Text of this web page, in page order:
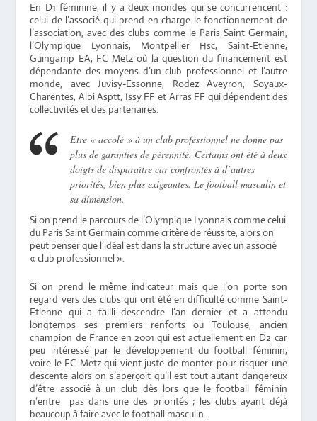
En D1 féminine, il y a deux mondes qui se concurrencent :
celui de l’associé qui prend en charge le fonctionnement de
l’association, avec des clubs comme le Paris Saint Germain,
l’Olympique Lyonnais, Montpellier Hsc, Saint-Etienne,
Guingamp EA, FC Metz où la question du financement est
dépendante des moyens d’un club professionnel et l’autre
monde, avec Juvisy-Essonne, Rodez Aveyron, Soyaux-
Charentes, Albi Asptt, Issy FF et Arras FF qui dépendent des
collectivités et des partenaires.
Etre « accolé » à un club professionnel ne donne pas
plus de garanties de pérennité. Certains ont été à deux
doigts de disparaître car confrontés à d’autres
priorités, bien plus exigeantes. Le football masculin et
sa dimension.
Si on prend le parcours de l’Olympique Lyonnais comme celui
du Paris Saint Germain comme critère de réussite, alors on
peut penser que l’idéal est dans la structure avec un associé
« club professionnel ».
Si on prend le même indicateur mais que l’on porte son
regard vers des clubs qui ont été en difficulté comme Saint-
Etienne qui a failli descendre l’an dernier et a attendu
longtemps ses premiers renforts ou Toulouse, ancien
champion de France en 2001 qui est actuellement en D2 car
peu intéressé par le développement du football féminin,
voire le FC Metz qui vient juste de monter pour risquer une
descente alors on s’aperçoit qu’il est tout autant dangereux
d’être associé à un club dès lors que le football féminin
n’entre pas dans une des priorités ; les clubs ayant déjà
beaucoup à faire avec le football masculin.